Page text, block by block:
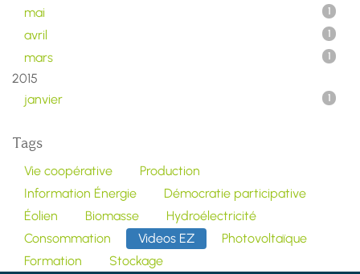
mai 1
avril 1
mars 1
2015
janvier
1
Tags
Vie coopérative
Production
Information Énergie
Démocratie participative
Éolien
Biomasse
Hydroélectricité
Consommation
Videos EZ
Photovoltaïque
Formation
Stockage